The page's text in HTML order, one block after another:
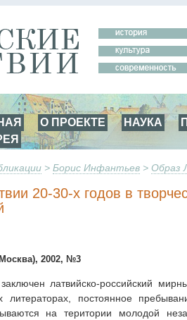
О ПРОЕКТЕ НАУКА
> Борис Инфантьев > Образ
20-30-х годов в
2002, №3
латвийско-российский
литераторах, постоянное
на територии молодой